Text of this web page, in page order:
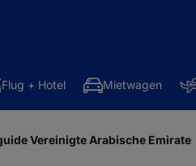
Flug + Hotel Mietwagen
Vereinigte Arabische Emirate